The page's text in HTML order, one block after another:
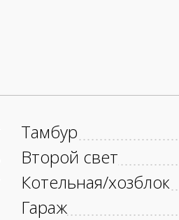
Тамбур
Второй свет
Котельная/хозблок
Гараж